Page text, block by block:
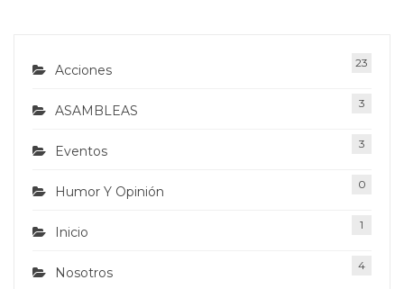
Acciones 23
ASAMBLEAS 3
Eventos 3
Humor Y Opinión 0
Inicio 1
Nosotros 4